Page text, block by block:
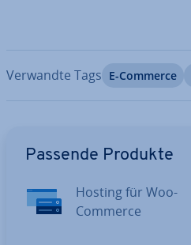
Verwandte Tags E-Commerce
Passende Produkte
Hosting für Woo­
Com­mer­ce